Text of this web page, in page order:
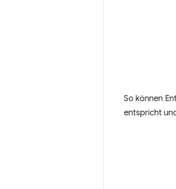
So können
entspricht